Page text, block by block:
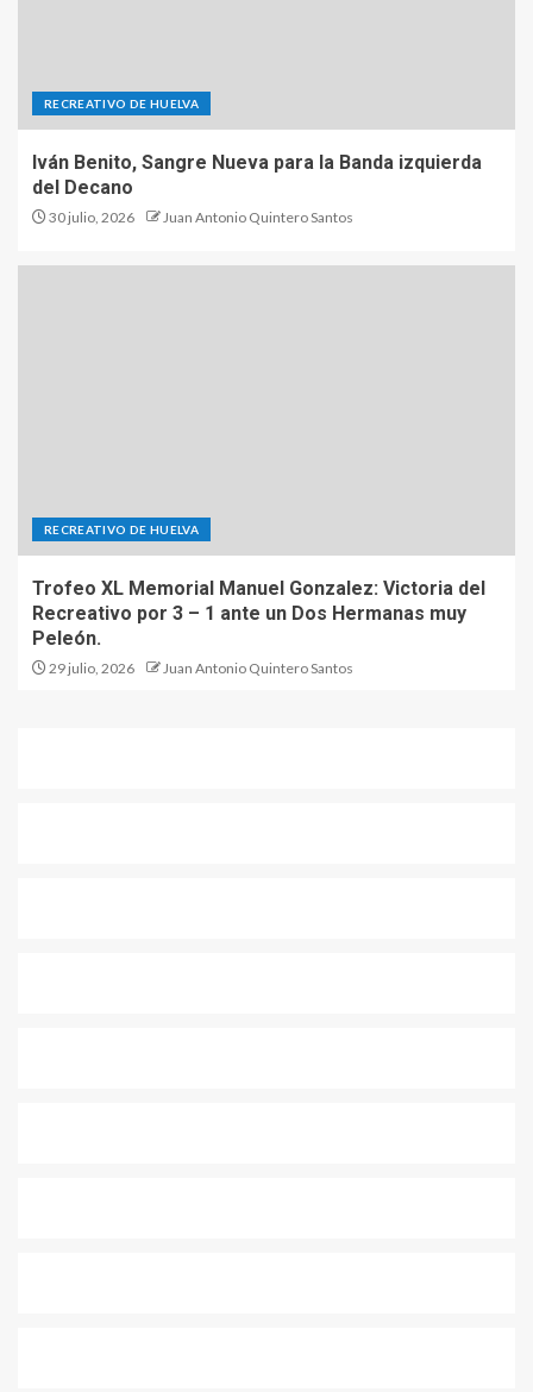
RECREATIVO DE HUELVA
Iván Benito, Sangre Nueva para la Banda izquierda
del Decano
30 julio, 2026 Juan Antonio Quintero Santos
RECREATIVO DE HUELVA
Trofeo XL Memorial Manuel Gonzalez: Victoria del
Recreativo por 3 – 1 ante un Dos Hermanas muy
Peleón.
29 julio, 2026 Juan Antonio Quintero Santos